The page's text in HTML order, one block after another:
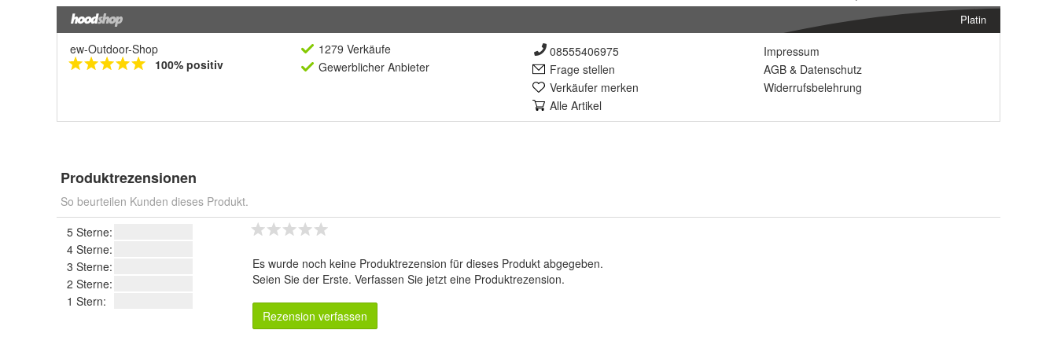
Platin
ew-Outdoor-Shop
100% positiv
1279 Verkäufe
Gewerblicher Anbieter
08555406975
Frage stellen
Verkäufer merken
Alle Artikel
Impressum
AGB & Datenschutz
Widerrufsbelehrung
Produktrezensionen
So beurteilen Kunden dieses Produkt.
5 Sterne:
4 Sterne:
3 Sterne:
2 Sterne:
1 Stern:
Es wurde noch keine Produktrezension für dieses Produkt abgegeben.
Seien Sie der Erste. Verfassen Sie jetzt eine Produktrezension.
Rezension verfassen